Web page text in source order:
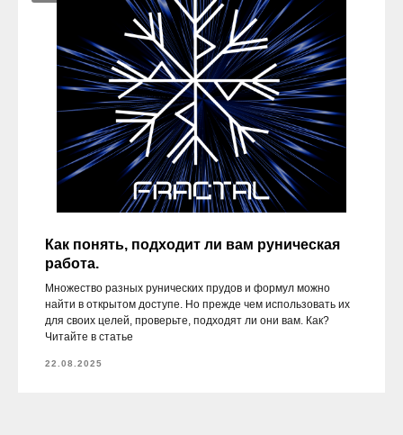
Как понять, подходит ли вам руническая
работа.
Множество разных рунических прудов и формул можно
найти в открытом доступе. Но прежде чем использовать их
для своих целей, проверьте, подходят ли они вам. Как?
Читайте в статье
22.08.2025